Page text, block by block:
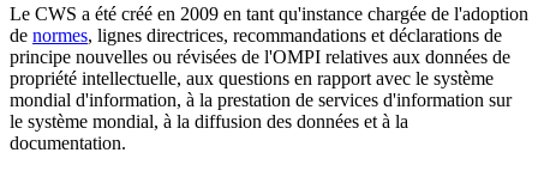
Le CWS a été créé en 2009 en tant qu'instance chargée de l'adoption
de normes, lignes directrices, recommandations et déclarations de
principe nouvelles ou révisées de l'OMPI relatives aux données de
propriété intellectuelle, aux questions en rapport avec le système
mondial d'information, à la prestation de services d'information sur
le système mondial, à la diffusion des données et à la
documentation.